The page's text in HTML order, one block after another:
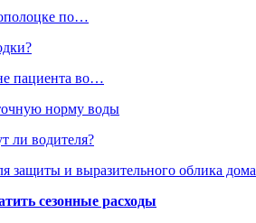
по…
пациента во…
норму воды
ли водителя?
защиты и выразительного облика дома
сезонные расходы